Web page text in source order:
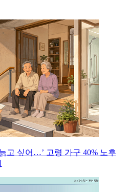
고 싶어…’ 고령 가구 40% 노후